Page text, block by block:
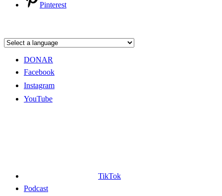
Pinterest
DONAR
Facebook
Instagram
YouTube
TikTok
Podcast